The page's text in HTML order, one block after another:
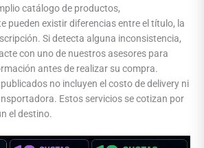
catálogo de productos,
pueden existir diferencias entre el título, la
Si detecta alguna inconsistencia,
con uno de nuestros asesores para
antes de realizar su compra.
no incluyen el costo de delivery ni
Estos servicios se cotizan por
el destino.